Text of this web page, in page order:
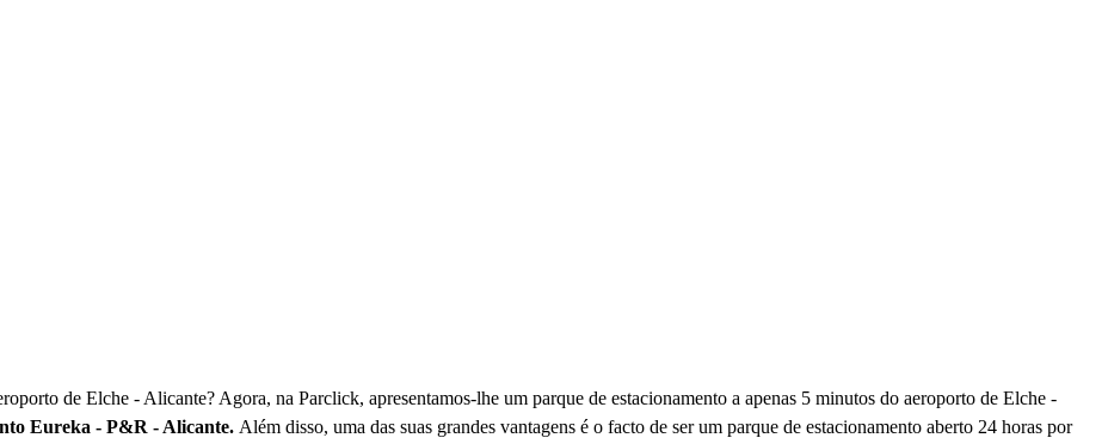
de Elche - Alicante? Agora, na Parclick, apresentamos-lhe um parque de estacionamento a apenas 5 minutos do aeroporto de Elche -
Eureka - P&R - Alicante. Além disso, uma das suas grandes vantagens é o facto de ser um parque de estacionamento aberto 24 horas por